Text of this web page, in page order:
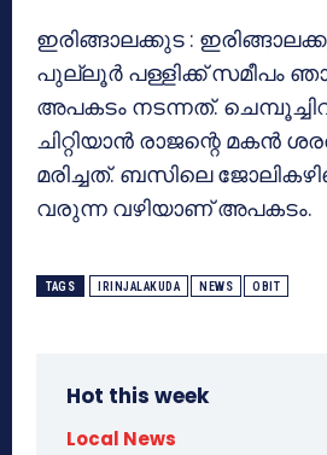
ഇരിങ്ങാലക്കുട :
പുല്ലൂര്‍ പള്ളിക്ക് സമീപം
അപകടം നടന്നത്.
ചിറ്റിയാന്‍ രാജന്റെ മകന്‍
മരിച്ചത്. ബസിലെ
വരുന്ന വഴിയാണ് അപകടം.
TAGS IRINJALAKUDA NEWS OBIT
Hot this week
Local News